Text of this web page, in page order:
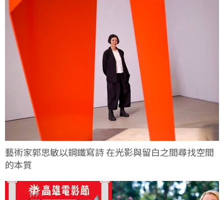
藝術家郭思敏以鋼鐵寫詩 在光影與留白之間尋找空間
的本質